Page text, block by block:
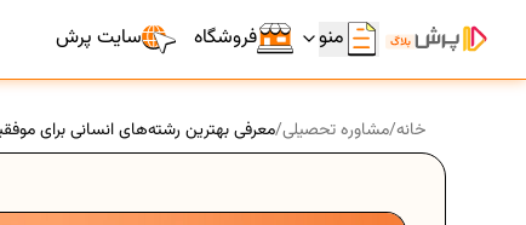
سایت پرش فروشگاه منو
خانه/مشاوره تحصیلی/معرفی بهترین رشته‌های انسانی برای